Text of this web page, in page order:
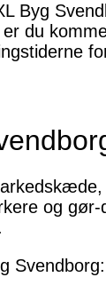
Byg
du
og
Svendborg: